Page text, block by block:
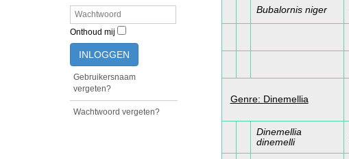
Onthoud mij
INLOGGEN
Gebruikersnaam
vergeten?
Wachtwoord vergeten?
Bubalornis niger
Genre: Dinemellia
Dinemellia
dinemelli